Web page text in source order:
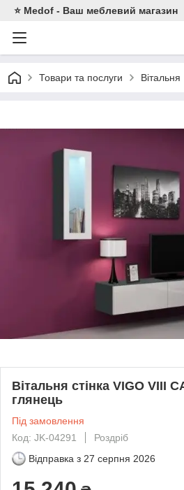
⭐ Medof - Ваш меблевий магазин
Товари та послуги Вітальня
Вітальня стінка VIGO VIII
глянець
Під замовлення
Код: JK-04291
Роздріб
Відправка з 27 серпня 2026